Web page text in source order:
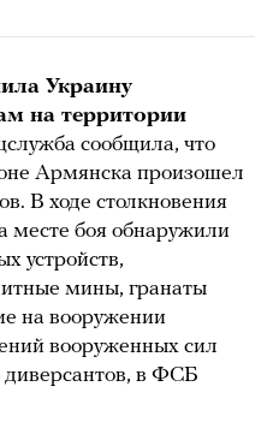
Украину
на территории
сообщила, что
Армянска произошел
В ходе столкновения
месте боя обнаружили
устройств,
мины, гранаты
на вооружении
вооруженных сил
в ФСБ